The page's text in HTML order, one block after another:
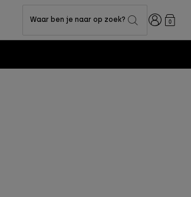
Waar ben je naar op zoek? Inloggen
0